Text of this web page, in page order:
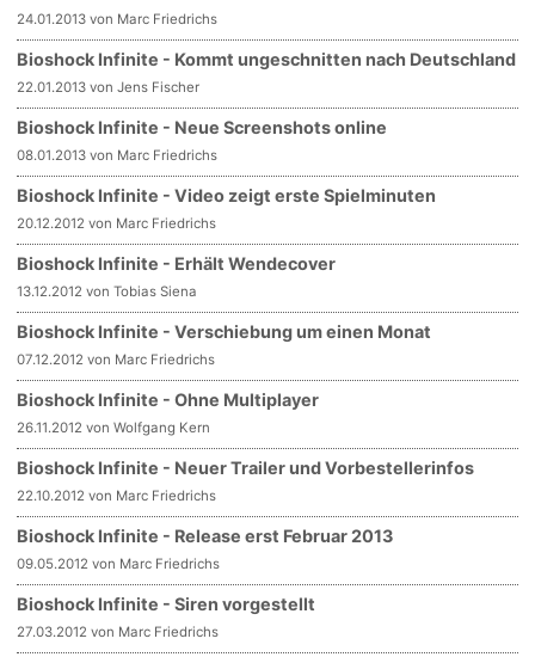
24.01.2013 von Marc Friedrichs
Bioshock Infinite - Kommt ungeschnitten nach Deutschland
22.01.2013 von Jens Fischer
Bioshock Infinite - Neue Screenshots online
08.01.2013 von Marc Friedrichs
Bioshock Infinite - Video zeigt erste Spielminuten
20.12.2012 von Marc Friedrichs
Bioshock Infinite - Erhält Wendecover
13.12.2012 von Tobias Siena
Bioshock Infinite - Verschiebung um einen Monat
07.12.2012 von Marc Friedrichs
Bioshock Infinite - Ohne Multiplayer
26.11.2012 von Wolfgang Kern
Bioshock Infinite - Neuer Trailer und Vorbestellerinfos
22.10.2012 von Marc Friedrichs
Bioshock Infinite - Release erst Februar 2013
09.05.2012 von Marc Friedrichs
Bioshock Infinite - Siren vorgestellt
27.03.2012 von Marc Friedrichs